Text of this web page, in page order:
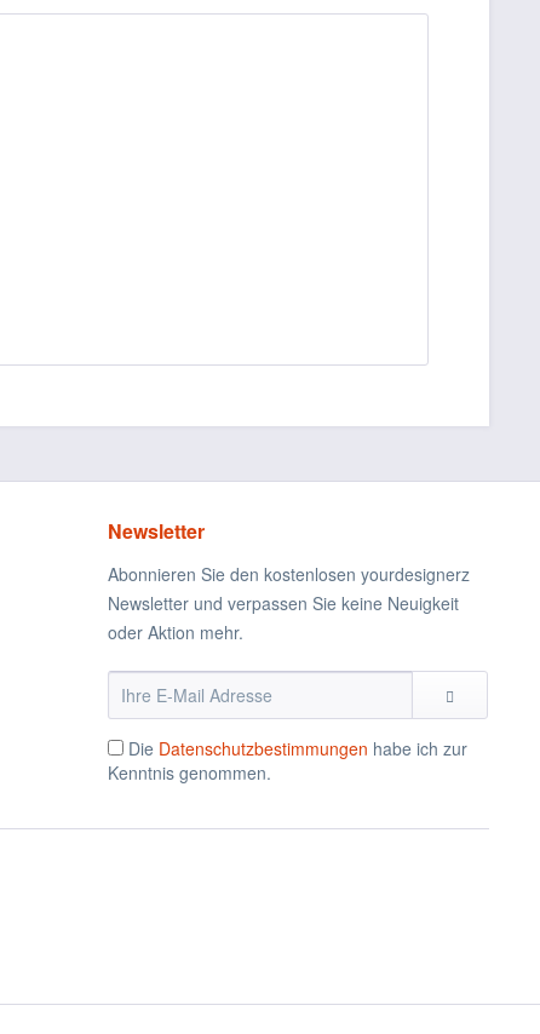
Newsletter
Abonnieren Sie den kostenlosen yourdesignerz
Newsletter und verpassen Sie keine Neuigkeit
oder Aktion mehr.
Die Datenschutzbestimmungen habe ich zur
Kenntnis genommen.